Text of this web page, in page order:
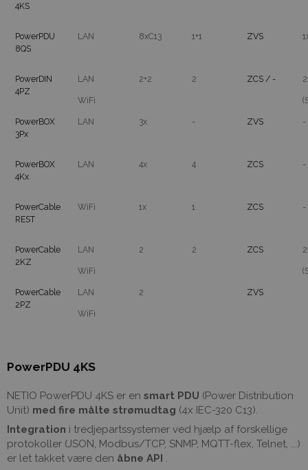
4KS
PowerPDU
8QS
LAN 8xC13 1+1 ZVS
PowerDIN
4PZ
LAN 2+2 2 ZCS / -
WiFi
PowerBOX
3Px
LAN 3x - ZVS -
PowerBOX
4Kx
LAN 4x 4 ZCS -
PowerCable
REST
WiFi 1x 1 ZCS -
PowerCable
2KZ
LAN 2 2 ZCS
WiFi
PowerCable
2PZ
LAN 2 ZVS
WiFi
PowerPDU 4KS
NETIO PowerPDU 4KS er en smart PDU (Power Distribution
Unit) med fire målte strømudtag (4x IEC-320 C13).
Integration i tredjepartssystemer ved hjælp af forskellige
protokoller (JSON, Modbus/TCP, SNMP, MQTT-flex, Telnet, ...)
er let takket være den åbne API .